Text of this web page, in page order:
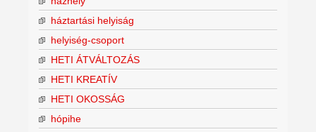
háztartási helyiság
helyiség-csoport
HETI ÁTVÁLTOZÁS
HETI KREATÍV
HETI OKOSSÁG
hópihe